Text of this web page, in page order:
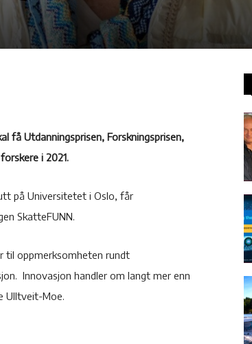
få Utdanningsprisen, Forskningsprisen,
i 2021.
på Universitetet i Oslo, får
SkatteFUNN.
til oppmerksomheten rundt
Innovasjon handler om langt mer enn
Ulltveit-Moe.